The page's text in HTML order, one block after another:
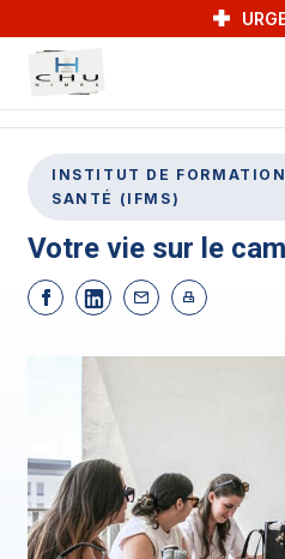
INSTITUT DE
SANTÉ (IFMS)
Votre vie sur le